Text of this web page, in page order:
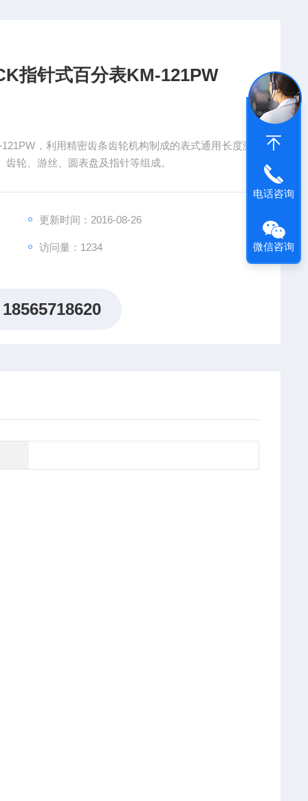
指针式百分表KM-121PW
，利用精密齿条齿轮机构制成的表式通用长度测
轮、游丝、圆表盘及指针等组成。
更新时间：2016-08-26
访问量：1234
18565718620
电话咨询
微信咨询